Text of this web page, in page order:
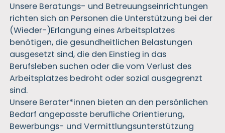
Unsere Beratungs- und Betreuungseinrichtungen
richten sich an Personen die Unterstützung bei der
(Wieder-)Erlangung eines Arbeitsplatzes
benötigen, die gesundheitlichen Belastungen
ausgesetzt sind, die den Einstieg in das
Berufsleben suchen oder die vom Verlust des
Arbeitsplatzes bedroht oder sozial ausgegrenzt
sind.
Unsere Berater*innen bieten an den persönlichen
Bedarf angepasste berufliche Orientierung,
Bewerbungs- und Vermittlungsunterstützung